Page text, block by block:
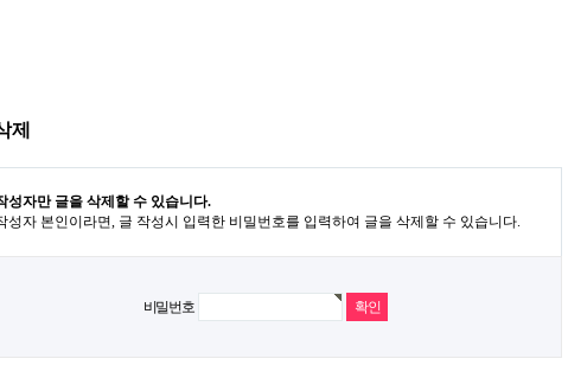
제
성자만 글을 삭제할 수 있습니다.
성자 본인이라면, 글 작성시 입력한 비밀번호를 입력하여 글을 삭제할 수 있습니다.
비밀번호